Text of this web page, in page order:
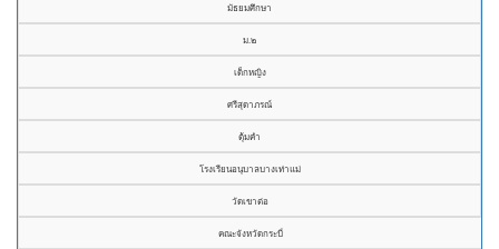
มัธยมศึกษา
ม.๒
เด็กหญิง
ศรีสุดาภรณ์
ตุ้มคำ
โรงเรียนอนุบาลบางเท่าแม่
วัดเขาต่อ
คณะจังหวัดกระบี่